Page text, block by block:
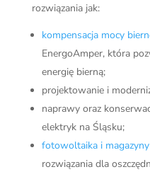
rozwiązania jak:
kompensacja mocy
EnergoAmper, która
energię bierną;
projektowanie i
naprawy oraz
elektryk na Śląsku;
fotowoltaika i
rozwiązania dla